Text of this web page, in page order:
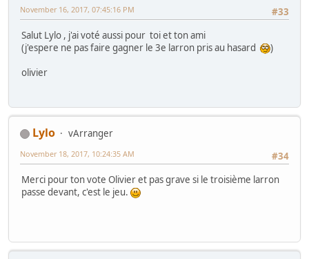
#33
November 16, 2017, 07:45:16 PM
Salut Lylo , j'ai voté aussi pour toi et ton ami
(j'espere ne pas faire gagner le 3e larron pris au hasard
)
olivier
Lylo
vArranger
#34
November 18, 2017, 10:24:35 AM
Merci pour ton vote Olivier et pas grave si le troisième larron
passe devant, c'est le jeu.